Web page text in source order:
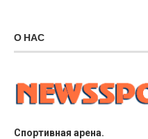
О НАС
Спортивная арена.